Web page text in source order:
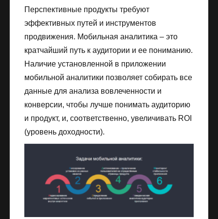
Перспективные продукты требуют
эффективных путей и инструментов
продвижения. Мобильная аналитика – это
кратчайший путь к аудитории и ее пониманию.
Наличие установленной в приложении
мобильной аналитики позволяет собирать все
данные для анализа вовлеченности и
конверсии, чтобы лучше понимать аудиторию
и продукт, и, соответственно, увеличивать ROI
(уровень доходности).